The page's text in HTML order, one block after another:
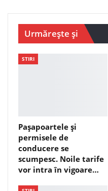
Urmărește și
STIRI
Pașapoartele și
permisele de
conducere se
scumpesc. Noile tarife
vor intra în vigoare…